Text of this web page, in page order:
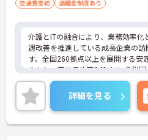
交通費支給 退職金制度あり
介護とITの融合により、業務効率化
遇改善を推進している成長企業の訪
す。全国260拠点以上を展開する安
のもと、正社員比率94%という強
構築しています。資格手当や年2回
専門資格と成果が収入に直結する仕
ます。夜勤なしの完全週休2日制（
し、日々の記録業務はスマートフ
め、施設勤務特有の不規則なシフ
詳細を見る